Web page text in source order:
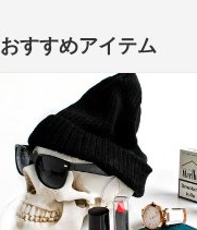
おすすめアイテム